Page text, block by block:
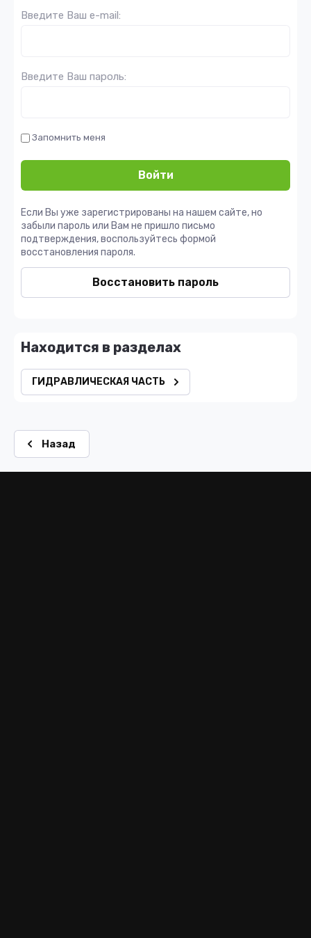
Введите Ваш e-mail:
Введите Ваш пароль:
Запомнить меня
Войти
Если Вы уже зарегистрированы на нашем сайте, но
забыли пароль или Вам не пришло письмо
подтверждения, воспользуйтесь формой
восстановления пароля.
Восстановить пароль
Находится в разделах
ГИДРАВЛИЧЕСКАЯ ЧАСТЬ
Назад